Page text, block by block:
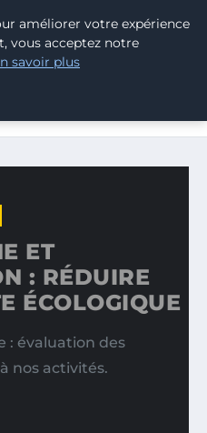
BLOG
: RÉDUIRE SON
ET
: RÉDUIRE
ÉCOLOGIQUE
: évaluation des
nos activités.
améliorer votre expérience
vous acceptez notre
savoir plus